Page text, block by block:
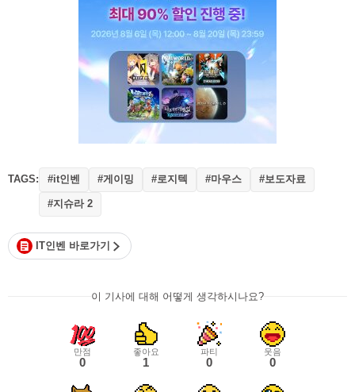
TAGS: #it인벤 #게이밍 #로지텍 #마우스 #보도자료
#지슈라 2
IT인벤 바로가기
이 기사에 대해 어떻게 생각하시나요?
만점
0
좋아요
1
파티
0
웃음
0